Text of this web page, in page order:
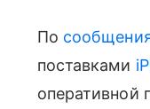
По
поставками
оперативной